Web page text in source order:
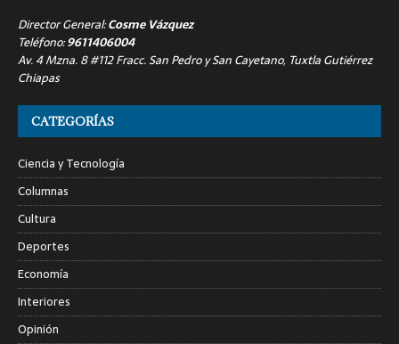
Director General:Cosme Vázquez
Teléfono:9611406004
Av. 4 Mzna. 8 #112 Fracc. San Pedro y San Cayetano, Tuxtla Gutiérrez
Chiapas
CATEGORÍAS
Ciencia y Tecnología
Columnas
Cultura
Deportes
Economía
Interiores
Opinión